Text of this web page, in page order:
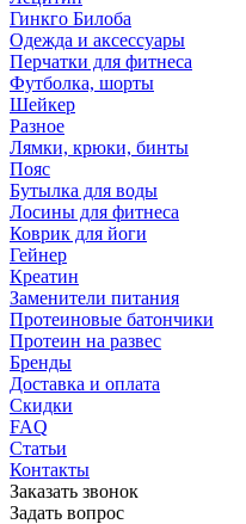
Гинкго Билоба
Одежда и аксессуары
Перчатки для фитнеса
Футболка, шорты
Шейкер
Разное
Лямки, крюки, бинты
Пояс
Бутылка для воды
Лосины для фитнеса
Коврик для йоги
Гейнер
Креатин
Заменители питания
Протеиновые батончики
Протеин на развес
Бренды
Доставка и оплата
Скидки
FAQ
Статьи
Контакты
Заказать звонок
Задать вопрос